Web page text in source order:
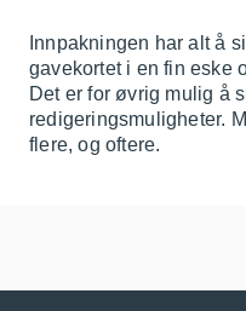
Innpakningen har alt å
gavekortet i en fin eske
Det er for øvrig mulig å
redigeringsmuligheter.
flere, og oftere.